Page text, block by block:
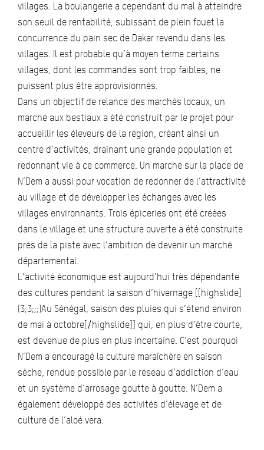
villages. La boulangerie a cependant du mal à atteindre
son seuil de rentabilité, subissant de plein fouet la
concurrence du pain sec de Dakar revendu dans les
villages. Il est probable qu’à moyen terme certains
villages, dont les commandes sont trop faibles, ne
puissent plus être approvisionnés.
Dans un objectif de relance des marchés locaux, un
marché aux bestiaux a été construit par le projet pour
accueillir les éleveurs de la région, créant ainsi un
centre d’activités, drainant une grande population et
redonnant vie à ce commerce. Un marché sur la place de
N’Dem a aussi pour vocation de redonner de l’attractivité
au village et de développer les échanges avec les
villages environnants. Trois épiceries ont été créées
dans le village et une structure ouverte a été construite
près de la piste avec l’ambition de devenir un marché
départemental.
L’activité économique est aujourd’hui très dépendante
des cultures pendant la saison d’hivernage [[highslide]
(3;3;;;)Au Sénégal, saison des pluies qui s’étend environ
de mai à octobre[/highslide]] qui, en plus d’être courte,
est devenue de plus en plus incertaine. C’est pourquoi
N’Dem a encouragé la culture maraîchère en saison
sèche, rendue possible par le réseau d’addiction d’eau
et un système d’arrosage goutte à goutte. N’Dem a
également développé des activités d’élevage et de
culture de l’aloé vera.